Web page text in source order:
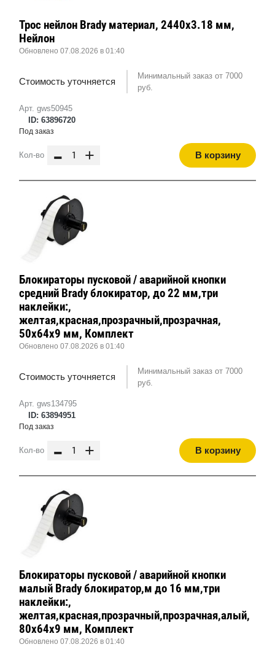
Арт. gws50945
ID: 63896720
Трос нейлон Brady материал, 2440x3.18 мм,
Нейлон
Обновлено 07.08.2026 в 01:40
Стоимость уточняется
Минимальный заказ от 7000
руб.
Под заказ
Кол-во - + В корзину
Арт. gws134795
ID: 63894951
Блокираторы пусковой / аварийной кнопки
средний Brady блокиратор, до 22 мм,три
наклейки:,
желтая,красная,прозрачный,прозрачная,
50x64x9 мм, Комплект
Обновлено 07.08.2026 в 01:40
Стоимость уточняется
Минимальный заказ от 7000
руб.
Под заказ
Кол-во - + В корзину
Блокираторы пусковой / аварийной кнопки
малый Brady блокиратор,м до 16 мм,три
наклейки:,
желтая,красная,прозрачный,прозрачная,алый,
80x64x9 мм, Комплект
Обновлено 07.08.2026 в 01:40